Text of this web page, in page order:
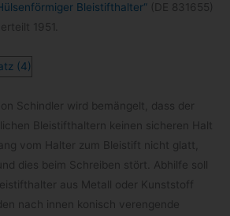
Blei­stift­hal­ter“ (DE 831655)
1951.
Schind­ler wird bemän­gelt, dass der
Blei­stift­hal­tern kei­nen siche­ren Halt
vom Hal­ter zum Blei­stift nicht glatt,
dies beim Schrei­ben stört. Abhilfe soll
aus Metall oder Kunst­stoff
nach innen konisch ver­en­gende